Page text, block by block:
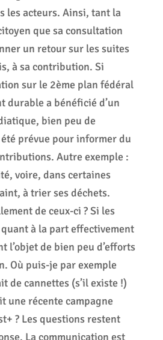
les acteurs. Ainsi, tant la
que sa consultation
un retour sur les suites
à sa contribution. Si
sur le 2ème plan fédéral
durable a bénéficié d’un
bien peu de
prévue pour informer du
Autre exemple :
voire, dans certaines
à trier ses déchets.
de ceux-ci ? Si les
à la part effectivement
l’objet de bien peu d’efforts
Où puis-je par exemple
de cannettes (s’il existe !)
une récente campagne
? Les questions restent
La communication est